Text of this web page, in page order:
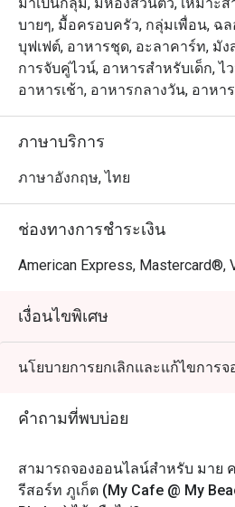
บายๆ, มื้อครอบครัว, กลุ่มเพื่อน, ฉล
บุฟเฟต์, อาหารชุด, อะลาคาร์ท, มั
การจับคู่ไวน์, อาหารสำหรับเด็ก, ไ
อาหารเช้า, อาหารกลางวัน, อาหา
ภาษาบริการ
ภาษาอังกฤษ, ไทย
ช่องทางการชำระเงิน
American Express, Mastercard®,
เงื่อนไขพิเศษ
นโยบายการยกเลิกและแก้ไขการจ
คำถามที่พบบ่อย
สามารถจองออนไลน์สำหรับ มาย
รีสอร์ท ภูเก็ต (My Cafe @ My